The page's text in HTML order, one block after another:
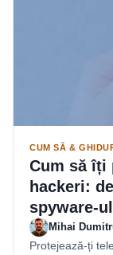
CUM SĂ &
Cum să îți
hackeri:
spyware-ul
Mihai
Protejează-ți